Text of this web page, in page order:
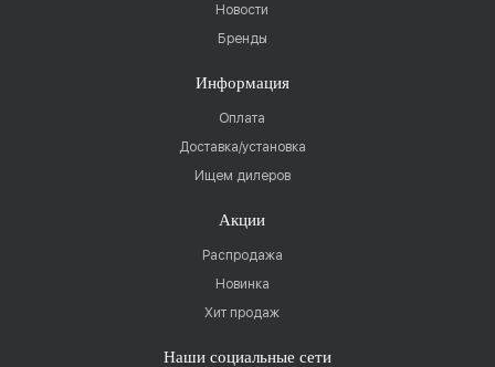
Новости
Бренды
Информация
Оплата
Доставка/установка
Ищем дилеров
Акции
Распродажа
Новинка
Хит продаж
Наши социальные сети